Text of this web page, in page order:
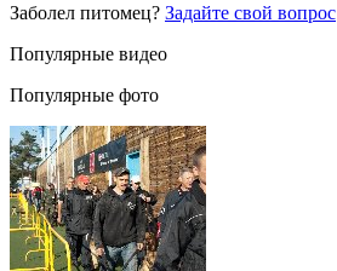
Заболел питомец? Задайте свой вопрос
Популярные видео
Популярные фото